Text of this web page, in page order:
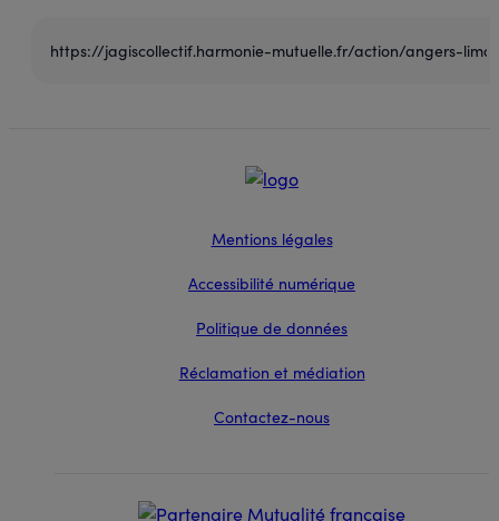
Mentions légales
Accessibilité numérique
Politique de données
Réclamation et médiation
Contactez-nous